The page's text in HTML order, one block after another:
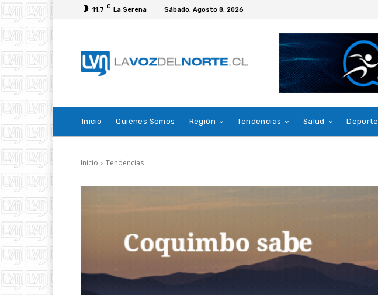
11.7 C La Serena Sábado, Agosto 8, 2026
Inicio Quiénes Somos Región Tendencias Salud Deporte
Inicio Tendencias